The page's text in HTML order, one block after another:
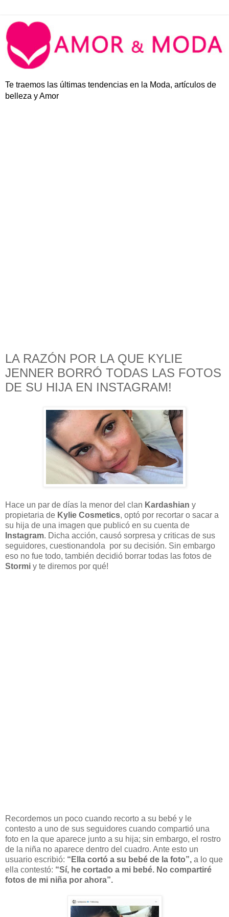
Te traemos las últimas tendencias en la Moda, artículos de
belleza y Amor
LA RAZÓN POR LA QUE KYLIE
JENNER BORRÓ TODAS LAS FOTOS
DE SU HIJA EN INSTAGRAM!
Hace un par de días la menor del clan Kardashian y
propietaria de Kylie Cosmetics, optó por recortar o sacar a
su hija de una imagen que publicó en su cuenta de
Instagram. Dicha acción, causó sorpresa y criticas de sus
seguidores, cuestionandola por su decisión. Sin embargo
eso no fue todo, también decidió borrar todas las fotos de
Stormi y te diremos por qué!
Recordemos un poco cuando recorto a su bebé y le
contesto a uno de sus seguidores cuando compartió una
foto en la que aparece junto a su hija; sin embargo, el rostro
de la niña no aparece dentro del cuadro. Ante esto un
usuario escribió: “Ella cortó a su bebé de la foto”, a lo que
ella contestó: “Sí, he cortado a mi bebé. No compartiré
fotos de mi niña por ahora”.